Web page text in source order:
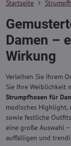
Startseite
Damen –
Wirkung
Verleihen Sie Ihrem
Sie Ihre Weiblichkeit
Strumpfhosen für
modisches Highlight,
sowie festliche
eine große Auswahl
auffälligen und